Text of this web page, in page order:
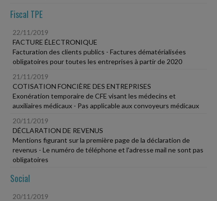
Fiscal TPE
22/11/2019
FACTURE ÉLECTRONIQUE
Facturation des clients publics - Factures dématérialisées
obligatoires pour toutes les entreprises à partir de 2020
21/11/2019
COTISATION FONCIÈRE DES ENTREPRISES
Exonération temporaire de CFE visant les médecins et
auxiliaires médicaux - Pas applicable aux convoyeurs médicaux
20/11/2019
DÉCLARATION DE REVENUS
Mentions figurant sur la première page de la déclaration de
revenus - Le numéro de téléphone et l'adresse mail ne sont pas
obligatoires
Social
20/11/2019